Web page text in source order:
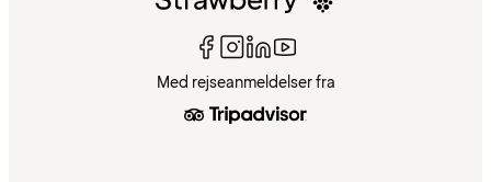
Med rejseanmeldelser fra